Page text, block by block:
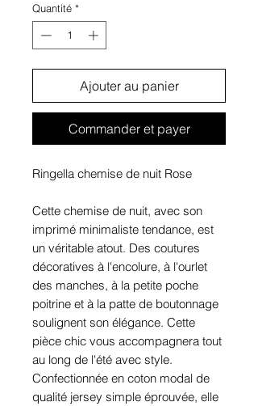
Quantité *
Ajouter au panier
Commander et payer
Ringella chemise de nuit Rose
Cette chemise de nuit, avec son
imprimé minimaliste tendance, est
un véritable atout. Des coutures
décoratives à l'encolure, à l'ourlet
des manches, à la petite poche
poitrine et à la patte de boutonnage
soulignent son élégance. Cette
pièce chic vous accompagnera tout
au long de l'été avec style.
Confectionnée en coton modal de
qualité jersey simple éprouvée, elle